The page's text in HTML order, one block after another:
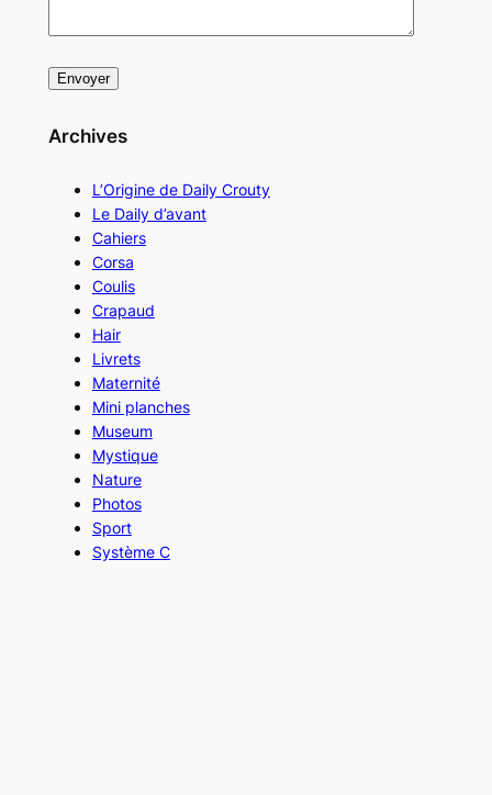
Archives
L’Origine de Daily Crouty
Le Daily d’avant
Cahiers
Corsa
Coulis
Crapaud
Hair
Livrets
Maternité
Mini planches
Museum
Mystique
Nature
Photos
Sport
Système C